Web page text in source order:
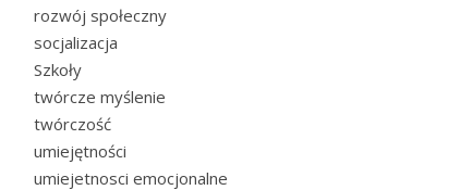
rozwój społeczny
socjalizacja
Szkoły
twórcze myślenie
twórczość
umiejętności
umiejetnosci emocjonalne